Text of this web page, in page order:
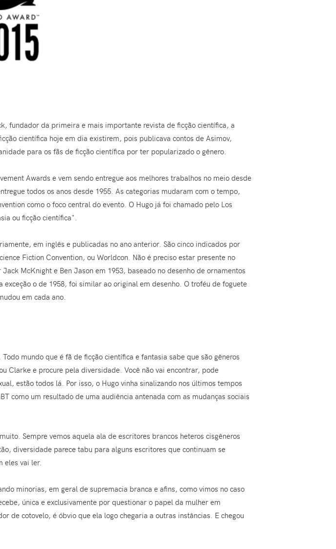
fundador da primeira e mais importante revista de ficção científica, a
científica hoje em dia existirem, pois publicava contos de Asimov,
para os fãs de ficção científica por ter popularizado o gênero.
Awards e vem sendo entregue aos melhores trabalhos no meio desde
todos os anos desde 1955. As categorias mudaram com o tempo,
como o foco central do evento. O Hugo já foi chamado pelo Los
ou ficção científica".
em inglês e publicadas no ano anterior. São cinco indicados por
Fiction Convention, ou Worldcon. Não é preciso estar presente no
McKnight e Ben Jason em 1953, baseado no desenho de ornamentos
o de 1958, foi similar ao original em desenho. O troféu de foguete
em cada ano.
mundo que é fã de ficção científica e fantasia sabe que são gêneros
Clarke e procure pela diversidade. Você não vai encontrar, pode
estão todos lá. Por isso, o Hugo vinha sinalizando nos últimos tempos
como um resultado de uma audiência antenada com as mudanças sociais
Sempre vemos aquela ala de escritores brancos heteros cisgêneros
diversidade parece tabu para alguns escritores que continuam se
eles vai ler.
minorias, em geral de supremacia branca e afins, como vimos no caso
única e exclusivamente por questionar o papel da mulher em
de cotovelo, é óbvio que ela logo chegaria a outras instâncias. E chegou